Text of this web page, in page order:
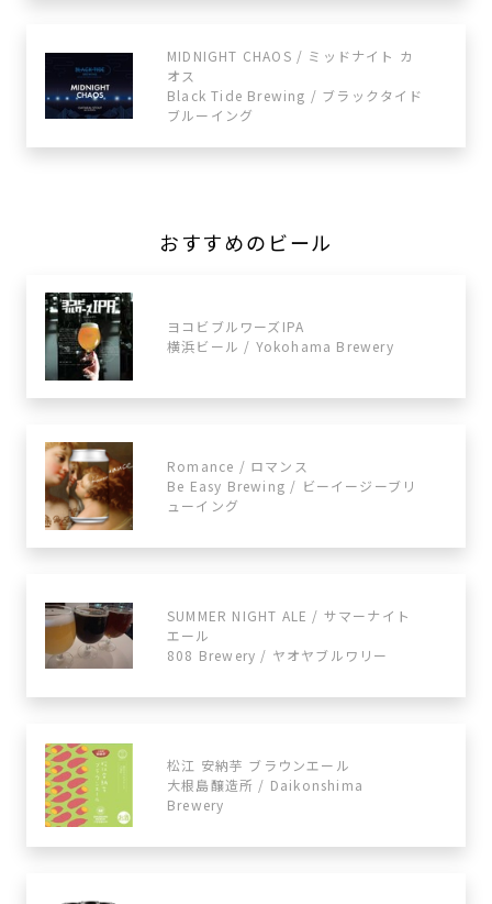
MIDNIGHT CHAOS / ミッドナイト カ
オス
Black Tide Brewing / ブラックタイド
ブルーイング
おすすめのビール
ヨコビブルワーズIPA
横浜ビール / Yokohama Brewery
Romance / ロマンス
Be Easy Brewing / ビーイージーブリ
ューイング
SUMMER NIGHT ALE / サマーナイト
エール
808 Brewery / ヤオヤブルワリー
松江 安納芋 ブラウンエール
大根島醸造所 / Daikonshima
Brewery